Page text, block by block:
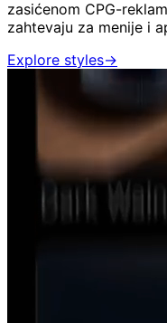
zasićenom CPG-
zahtevaju za menije i
Explore styles→